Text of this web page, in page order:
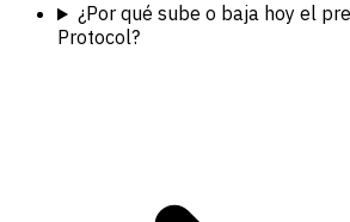
¿Por qué sube o baja hoy el
Protocol?